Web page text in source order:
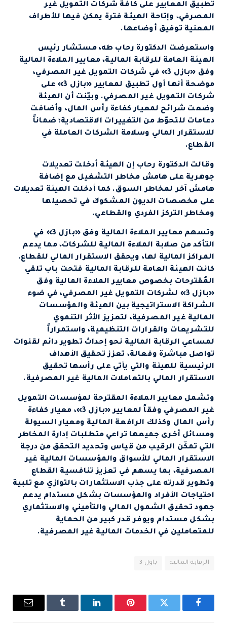
تطبيق المعايير على كافة شركات التمويل غير
المصرفي، وإتاحة الهيئة فترة يمكن فيها للأطراف
المعنية توفيق أوضاعها.
واستعرضت الدكتورة رحاب طه، مستشار رئيس
الهيئة العامة للرقابة المالية، معايير الملاءة المالية
وفق «بازل 3» في شركات التمويل غير المصرفي،
موضحة أنها أول تطبيق لمعايير «بازل 3» على
شركات التمويل غير المصرفي. وبيّنت أن الهيئة
وضعت شرائح لمعيار كفاءة رأس المال، وأضافت
دعامات للتحوّط من التغييرات الاقتصادية؛ ضماناً
للاستقرار المالي وسلامة الشركات العاملة في
القطاع.
وقالت الدكتورة رحاب إن الهيئة أدخلت تعديلات
جوهرية على هامش مخاطر التشغيل مع إضافة
هامش آخر لمخاطر السوق. كما أدخلت الهيئة تعديلات
على مخصصات الديون المشكوك في تحصيلها
ومخاطر التركز الفردي والقطاعي.
وتسهم معايير الملاءة المالية وفق «بازل 3» في
التأكد من صلابة الملاءة المالية للشركات، مما يدعم
المراكز المالية لها، ويحقق الاستقرار المالي للقطاع.
كانت الهيئة العامة للرقابة المالية فتحت باب تلقي
المُقترحات بخصوص معايير الملاءة المالية وفق
«بازل 3» لشركات التمويل غير المصرفي، في ضوء
الشراكة الاستراتيجية بين الهيئة والمؤسسات
المالية غير المصرفية، لتعزيز الأثر التنموي
للتشريعات والقرارات التنظيمية، واستمراراً
لمساعي الرقابة المالية نحو إحداث تطوير دائم لقنوات
تواصل مباشرة وفعالة، تعزز تحقيق الأهداف
الرئيسية للهيئة والتي يأتي على رأسها تحقيق
الاستقرار المالي بالتعاملات المالية غير المصرفية.
وتشمل معايير الملاءة المقترحة لمؤسسات التمويل
غير المصرفي وفقاً لمعايير «بازل 3»، معيار كفاءة
رأس المال وكذلك الرافعة المالية ومعيار السيولة
ومسائل أخرى جميعها تراعي متطلبات إدارة المخاطر
التي تمكّن الرقيب من قياس وتحديد التحقق من درجة
الاستقرار المالي للأسواق والمؤسسات المالية غير
المصرفية، بما يسهم في تعزيز تنافسية القطاع
وتطوير قدرته على جذب الاستثمارات بالتوازي مع تلبية
احتياجات الأفراد والمؤسسات بشكل مستدام يدعم
جهود تحقيق الشمول المالي والتأميني والاستثماري
بشكل مستدام ويوفر قدر كبير من الحماية
للمتعاملين في الخدمات المالية غير المصرفية.
الرقابة المالية باول 3
فيسبوك تويتر بينتيريستلينكدإن Tumblr
البريد